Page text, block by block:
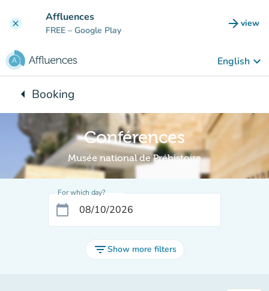
clear Affluences
FREE – Google Play arrow_forward view
(new
English keyboard_arrow_down
arrow_leftBack to:
Booking
Conférences
Musée national de Préhistoire
For which day?
calendar_today
filter_listShow more filters